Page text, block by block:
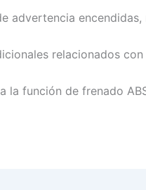
advertencia
relacionados
la función de frenado